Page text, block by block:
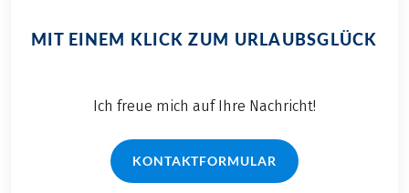
MIT EINEM KLICK ZUM URLAUBSGLÜCK
Ich freue mich auf Ihre Nachricht!
KONTAKTFORMULAR